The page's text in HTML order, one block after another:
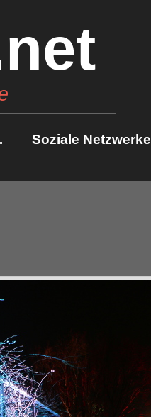
Soziale Netzwerke